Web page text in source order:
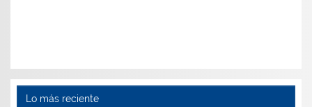
Lo más reciente